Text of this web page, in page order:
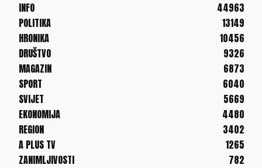
INFO
44963
POLITIKA
13149
HRONIKA
10456
DRUŠTVO
9326
MAGAZIN
6873
SPORT
6040
SVIJET
5669
EKONOMIJA
4480
REGION
3402
A PLUS TV
1265
ZANIMLJIVOSTI
782